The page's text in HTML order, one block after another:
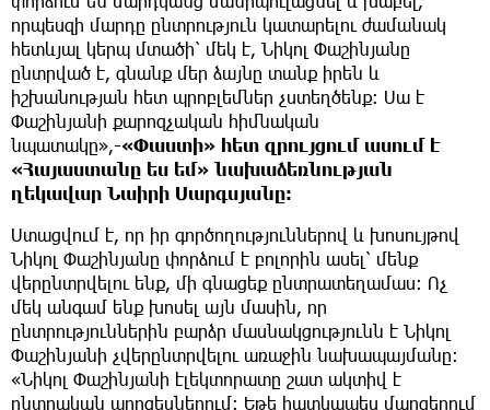
որպեսզի մարդը ընտրություն կատարելու ժամանակ
հետևյալ կերպ մտածի՝ մեկ է, Նիկոլ Փաշինյանը
ընտրված է, գնանք մեր ձայնը տանք իրեն և
իշխանության հետ պրոբլեմներ չստեղծենք։ Սա է
Փաշինյանի քարոզչական հիմնական
նպատակը»,-«Փաստի» հետ զրույցում ասում է
«Հայաստանը ես եմ» նախաձեռնության
ղեկավար Նաիրի Սարգսյանը։
Ստացվում է, որ իր գործողություններով և խոսույթով
Նիկոլ Փաշինյանը փորձում է բոլորին ասել՝ մենք
վերընտրվելու ենք, մի գնացեք ընտրատեղամաս։ Ոչ
մեկ անգամ ենք խոսել այն մասին, որ
ընտրություններին բարձր մասնակցությունն է Նիկոլ
Փաշինյանի չվերընտրվելու առաջին նախապայմանը։
«Նիկոլ Փաշինյանի էլեկտորատը շատ ակտիվ է
ընտրական պրոցեսներում։ Եթե հատկապես մարզերում